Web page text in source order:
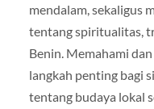
mendalam, sekaligus
tentang spiritualitas,
Benin. Memahami
langkah penting bagi
tentang budaya lokal